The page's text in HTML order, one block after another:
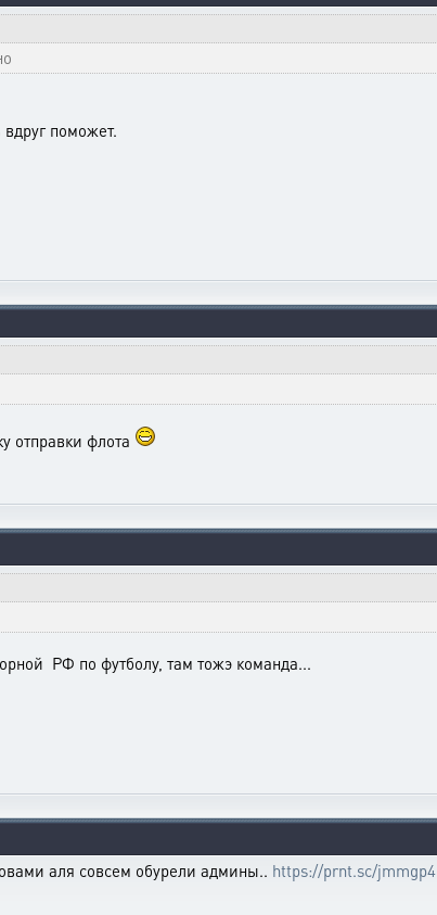
поможет.
отправки флота
РФ по футболу, там тожэ команда...
аля совсем обурели админы.. https://prnt.sc/jmmgp4